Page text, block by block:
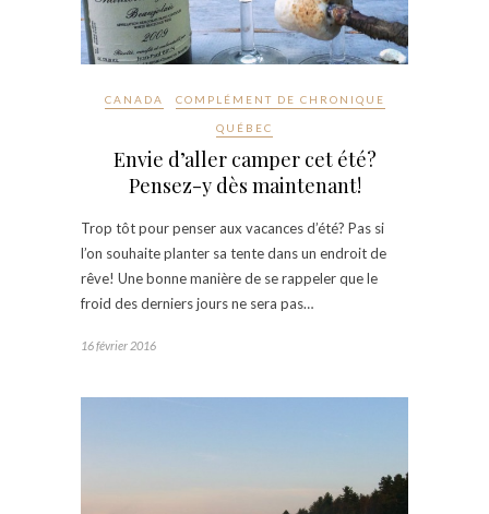
CANADA COMPLÉMENT DE CHRONIQUE
QUÉBEC
Envie d’aller camper cet été?
Pensez-y dès maintenant!
Trop tôt pour penser aux vacances d’été? Pas si
l’on souhaite planter sa tente dans un endroit de
rêve! Une bonne manière de se rappeler que le
froid des derniers jours ne sera pas…
16 février 2016